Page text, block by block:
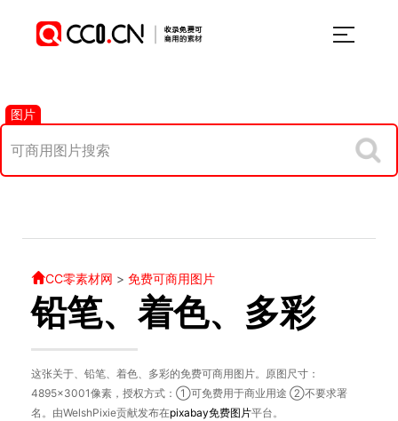
图片
CC零素材网 > 免费可商用图片
铅笔、着色、多彩
这张关于、铅笔、着色、多彩的免费可商用图片。原图尺寸：
4895×3001像素，授权方式：①可免费用于商业用途 ②不要求署
名。由WelshPixie贡献发布在pixabay免费图片平台。